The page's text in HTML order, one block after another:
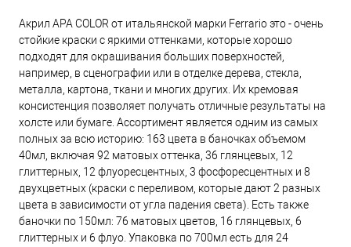
Акрил APA COLOR от итальянской марки Ferrario это - очень
стойкие краски c яркими оттенками, которые хорошо
подходят для окрашивания больших поверхностей,
например, в сценографии или в отделке дерева, стекла,
металла, картона, ткани и многих других. Их кремовая
консистенция позволяет получать отличные результаты на
холсте или бумаге. Ассортимент является одним из самых
полных за всю историю: 163 цвета в баночках объемом
40мл, включая 92 матовых оттенка, 36 глянцевых, 12
глиттерных, 12 флуоресцентных, 3 фосфоресцентных и 8
двухцветных (краски с переливом, которые дают 2 разных
цвета в зависимости от угла падения света). Есть также
баночки по 150мл: 76 матовых цветов, 16 глянцевых, 6
глиттерных и 6 флуо. Упаковка по 700мл есть для 24